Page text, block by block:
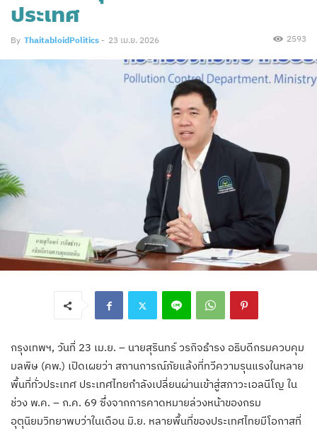
ประเทศ
By ThaitabloidPolitics - 23 เม.ย. 2026 2593
กรุงเทพฯ, วันที่ 23 เม.ย. – นายสุรินทร์ วรกิจธำรง อธิบดีกรมควบคุม
มลพิษ (คพ.) เปิดเผยว่า สถานการณ์ภัยแล้งที่ทวีความรุนแรงในหลาย
พื้นที่ทั่วประเทศ ประเทศไทยกำลังเปลี่ยนผ่านเข้าสู่สภาวะเอลนีโญ ใน
ช่วง พ.ค. – ก.ค. 69 ซึ่งจากการคาดหมายล่วงหน้าของกรม
อุตุนิยมวิทยาพบว่าในเดือน มิ.ย. หลายพื้นที่ของประเทศไทยมีโอกาสที่